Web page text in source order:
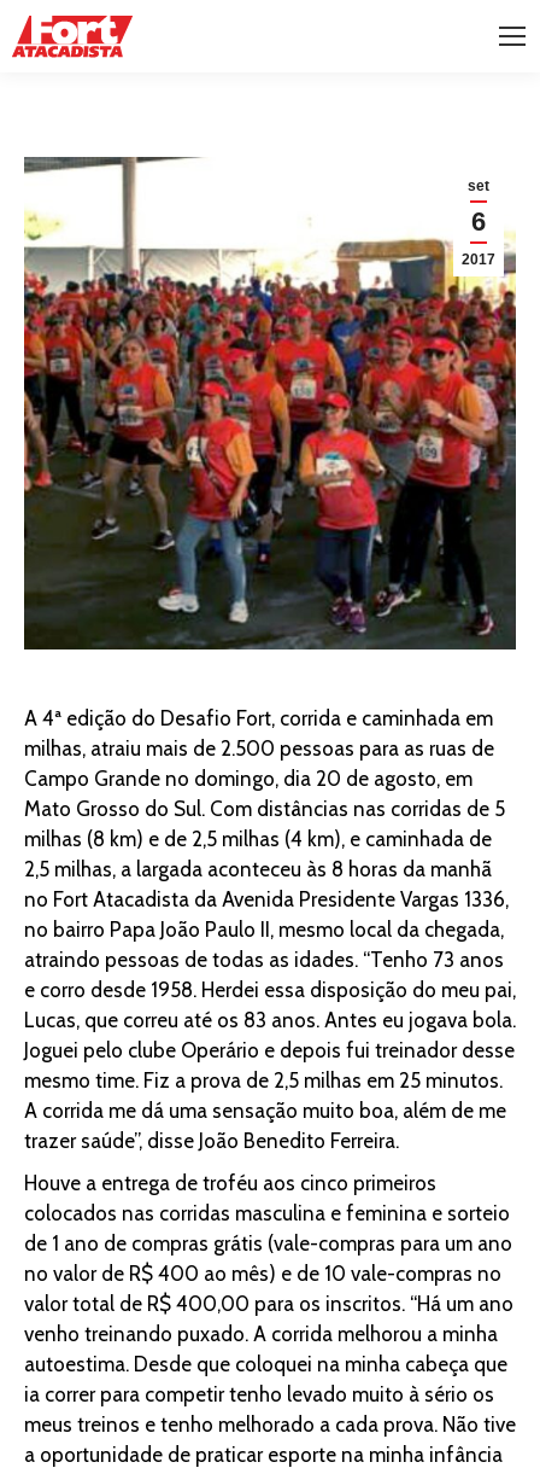
set
6
2017
A 4ª edição do Desafio Fort, corrida e caminhada em
milhas, atraiu mais de 2.500 pessoas para as ruas de
Campo Grande no domingo, dia 20 de agosto, em
Mato Grosso do Sul. Com distâncias nas corridas de 5
milhas (8 km) e de 2,5 milhas (4 km), e caminhada de
2,5 milhas, a largada aconteceu às 8 horas da manhã
no Fort Atacadista da Avenida Presidente Vargas 1336,
no bairro Papa João Paulo II, mesmo local da chegada,
atraindo pessoas de todas as idades. “Tenho 73 anos
e corro desde 1958. Herdei essa disposição do meu pai,
Lucas, que correu até os 83 anos. Antes eu jogava bola.
Joguei pelo clube Operário e depois fui treinador desse
mesmo time. Fiz a prova de 2,5 milhas em 25 minutos.
A corrida me dá uma sensação muito boa, além de me
trazer saúde”, disse João Benedito Ferreira.
Houve a entrega de troféu aos cinco primeiros
colocados nas corridas masculina e feminina e sorteio
de 1 ano de compras grátis (vale-compras para um ano
no valor de R$ 400 ao mês) e de 10 vale-compras no
valor total de R$ 400,00 para os inscritos. “Há um ano
venho treinando puxado. A corrida melhorou a minha
autoestima. Desde que coloquei na minha cabeça que
ia correr para competir tenho levado muito à sério os
meus treinos e tenho melhorado a cada prova. Não tive
a oportunidade de praticar esporte na minha infância